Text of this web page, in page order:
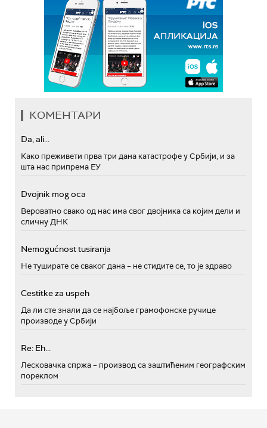
КОМЕНТАРИ
Da, ali...
Како преживети прва три дана катастрофе у Србији, и за
шта нас припрема ЕУ
Dvojnik mog oca
Вероватно свако од нас има свог двојника са којим дели и
сличну ДНК
Nemogućnost tusiranja
Не туширате се сваког дана – не стидите се, то је здраво
Cestitke za uspeh
Да ли сте знали да се најбоље грамофонске ручице
производе у Србији
Re: Eh...
Лесковачка спржа – производ са заштићеним географским
пореклом